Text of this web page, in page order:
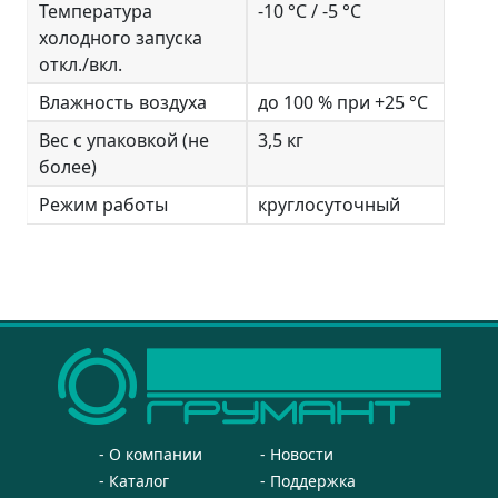
Температура
холодного запуска
откл./вкл.
-10 °С / -5 °С
Влажность воздуха
до 100 % при +25 °С
Вес с упаковкой (не
более)
3,5 кг
Режим работы круглосуточный
О компании
Новости
Каталог
Поддержка